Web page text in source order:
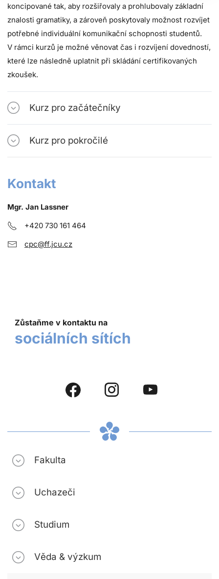
koncipované tak, aby rozšiřovaly a prohlubovaly základní
znalosti gramatiky, a zároveň poskytovaly možnost rozvíjet
potřebné individuální komunikační schopnosti studentů.
V rámci kurzů je možné věnovat čas i rozvíjení dovedností,
které lze následně uplatnit při skládání certifikovaných
zkoušek.
Kurz pro začátečníky
Kurz pro pokročilé
Kontakt
Mgr. Jan Lassner
+420 730 161 464
cpc@ff.jcu.cz
Zůstaňme v kontaktu na
sociálních sítích
Fakulta
Uchazeči
Studium
Věda & výzkum